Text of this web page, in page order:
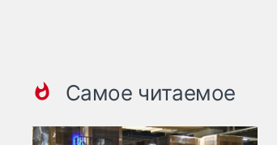
Самое читаемое